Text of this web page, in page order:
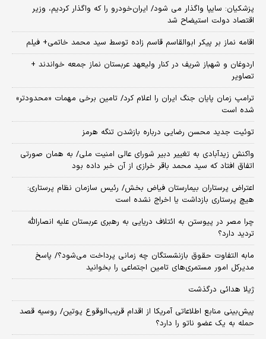
پزشکیان: سایپا واگذار می شود/ ایران‌خودرو را که واگذار کردیم، وزیر
اقتصاد دولت استیضاح شد
اقامه نماز بر پیکر ابوالقاسم قاسم زاده توسط سید محمد خاتمی+ فیلم
اردوغان و شهباز شریف در کنار ولیعهد عربستان نماز جمعه خواندند +
تصاویر
ترامپ زمان پایان جنگ ایران را اعلام کرد/ تامین برخی مهمات «محدودتر»
شده است
توئیت جدید محسن رضایی درباره بازشدن تنگه هرمز
واکنش زیدآبادی به تغییر دبیر شورای عالی امنیت ملی/ به همان صورتی
اتفاق افتاد که سید محمد باقر خرازی از آن خبر داده بود
اعتراض پرستاران بیمارستان فیاض بخش/ رئیس سازمان نظام پرستاری:
هیچ پرستاری بازداشت یا اخراج نشده است
چرا مصر در پیوستن به ائتلاف دریایی به رهبری عربستان علیه انصارالله
تردید دارد؟
مابه التفاوت حقوق بازنشستگان چه زمانی پرداخت می‌شود؟/ پاسخ
مدیرکل امور مستمری‌های تامین اجتماعی را بخوانید
ژیلا هدائی درگذشت
پیش‌بینی منابع اطلاعاتی آمریکا از اقدام قریب‌الوقوع پوتین/ روسیه قصد
حمله به یک عضو ناتو را دارد؟